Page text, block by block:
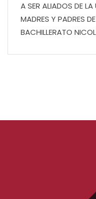
A SER ALIADOS DE
MADRES Y PADRES
BACHILLERATO